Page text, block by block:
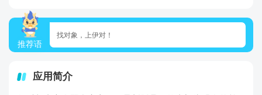
推荐语
找对象，上伊对！
应用简介